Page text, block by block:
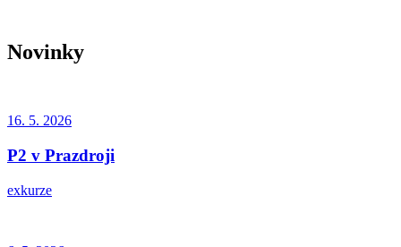
Novinky
16. 5. 2026
P2 v Prazdroji
exkurze